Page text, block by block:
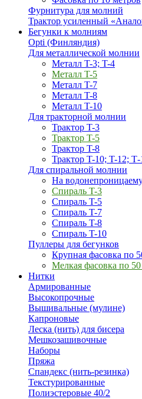
Фурнитура для молний
Трактор усиленный
Бегунки к молниям
Opti (Финляндия)
Для металлической молнии
Металл T-3; T-4
Металл T-5
Металл T-7
Металл T-8
Металл T-10
Для тракторной молнии
Трактор T-3
Трактор T-5
Трактор T-8
Трактор T-10; T-12;
Для спиральной молнии
На
Спираль T-3
Спираль T-5
Спираль T-7
Спираль T-8
Спираль T-10
Пуллеры для бегунков
Крупная фасовка по
Мелкая фасовка по
Нитки
Армированные
Высокопрочные
Вышивальные (мулине)
Капроновые
Леска (нить) для бисера
Мешкозашивочные
Наборы
Пряжа
Спандекс (нить-резинка)
Текстурированные
Полиэстеровые 40/2